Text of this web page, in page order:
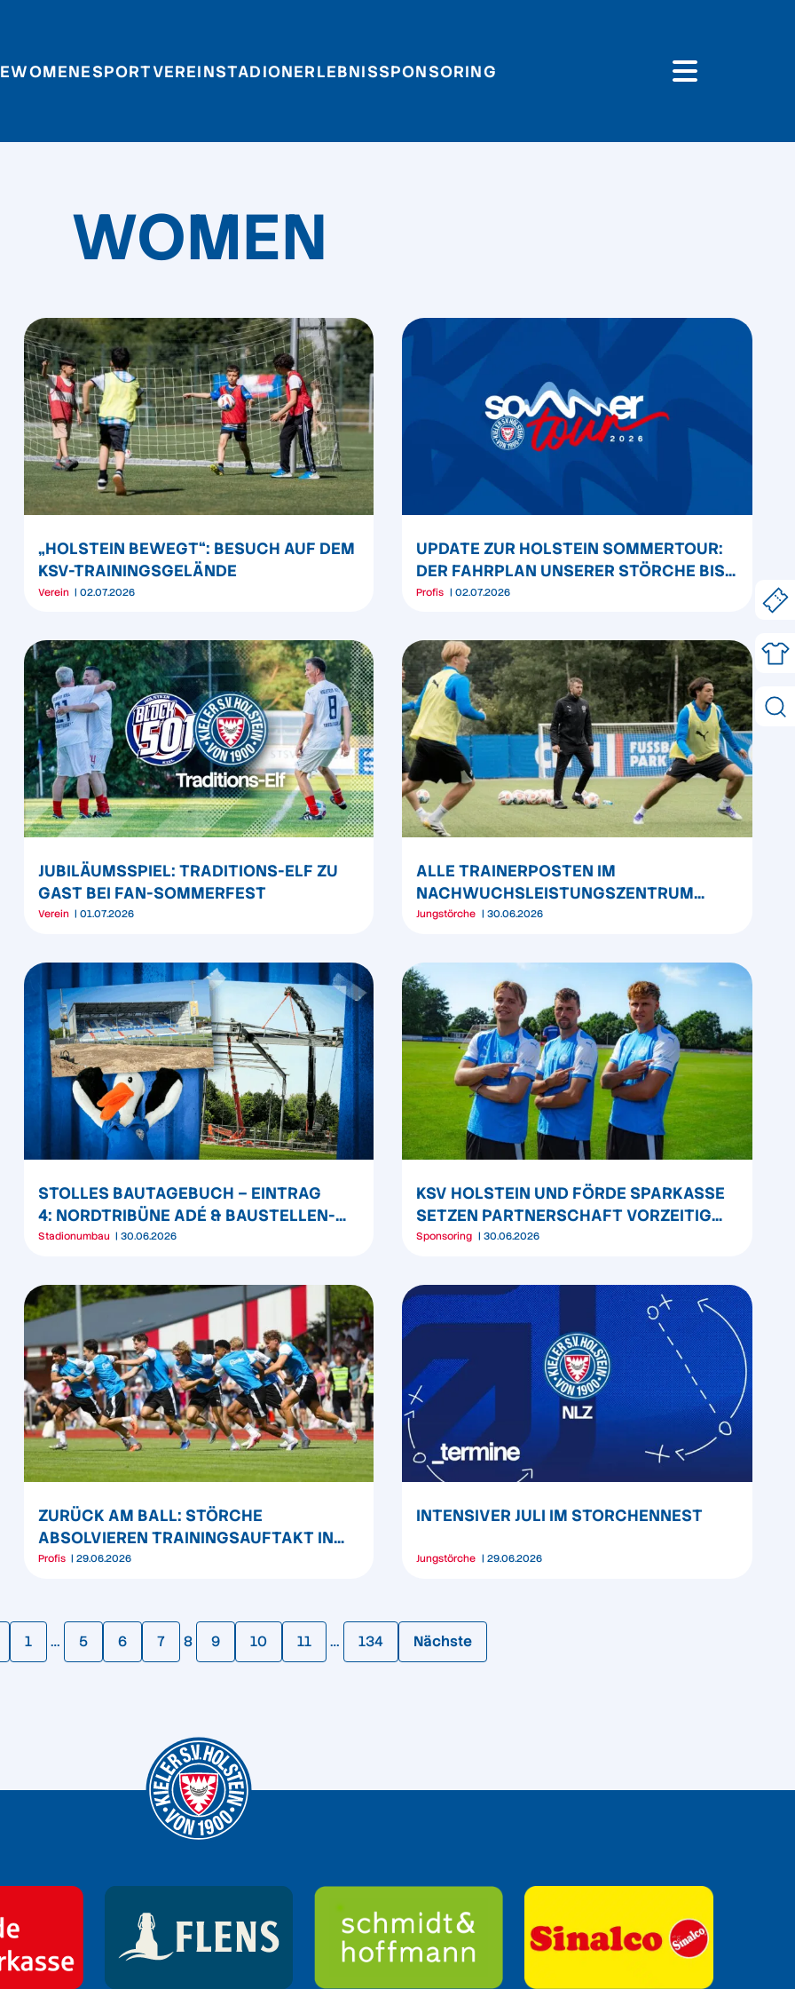
WOMENESPORTVEREINSTADIONERLEBNISSPONSORING
WOMEN
„HOLSTEIN BEWEGT“: BESUCH AUF DEM
KSV-TRAININGSGELÄNDE
Verein 02.07.2026
UPDATE ZUR HOLSTEIN SOMMERTOUR:
DER FAHRPLAN UNSERER STÖRCHE BIS
ZUM ZWEITLIGA-AUFTAKT 2026/27
Profis 02.07.2026
JUBILÄUMSSPIEL: TRADITIONS-ELF ZU
GAST BEI FAN-SOMMERFEST
Verein 01.07.2026
ALLE TRAINERPOSTEN IM
NACHWUCHSLEISTUNGSZENTRUM
FINAL BESETZT
Jungstörche 30.06.2026
STOLLES BAUTAGEBUCH – EINTRAG
4: NORDTRIBÜNE ADÉ & BAUSTELLEN-
WEBCAM
Stadionumbau 30.06.2026
KSV HOLSTEIN UND FÖRDE SPARKASSE
SETZEN PARTNERSCHAFT VORZEITIG
FORT
Sponsoring 30.06.2026
ZURÜCK AM BALL: STÖRCHE
ABSOLVIEREN TRAININGSAUFTAKT IN
GETTORF
Profis 29.06.2026
INTENSIVER JULI IM STORCHENNEST
Jungstörche 29.06.2026
1 … 5 6 7 8 9 10 11 … 134 Nächste